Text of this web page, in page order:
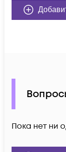
Пока нет ни